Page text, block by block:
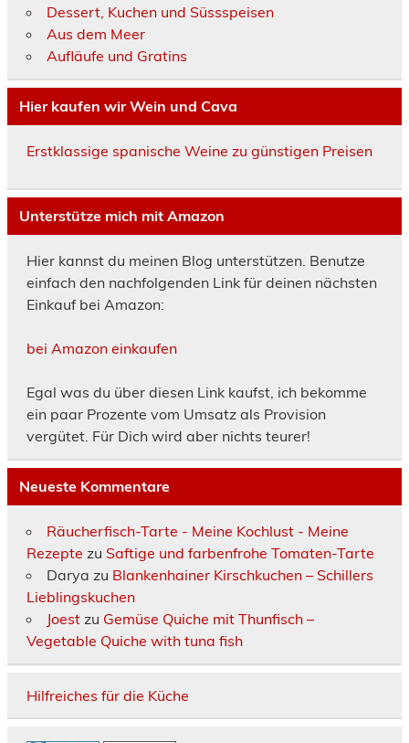
Dessert, Kuchen und Süssspeisen
Aus dem Meer
Aufläufe und Gratins
Hier kaufen wir Wein und Cava
Erstklassige spanische Weine zu günstigen Preisen
Unterstütze mich mit Amazon
Hier kannst du meinen Blog unterstützen. Benutze
einfach den nachfolgenden Link für deinen nächsten
Einkauf bei Amazon:
bei Amazon einkaufen
Egal was du über diesen Link kaufst, ich bekomme
ein paar Prozente vom Umsatz als Provision
vergütet. Für Dich wird aber nichts teurer!
Neueste Kommentare
Räucherfisch-Tarte - Meine Kochlust - Meine
Rezepte zu Saftige und farbenfrohe Tomaten-Tarte
Darya zu Blankenhainer Kirschkuchen – Schillers
Lieblingskuchen
Joestzu Gemüse Quiche mit Thunfisch –
Vegetable Quiche with tuna fish
Hilfreiches für die Küche